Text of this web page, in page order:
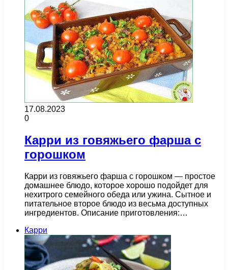
17.08.2023
0
Карри из говяжьего фарша с
горошком
Карри из говяжьего фарша с горошком — простое
домашнее блюдо, которое хорошо подойдет для
нехитрого семейного обеда или ужина. Сытное и
питательное второе блюдо из весьма доступных
ингредиентов. Описание приготовления:…
Карри